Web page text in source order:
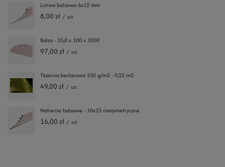
Listwa balsowa 6x12 mm
8,00 zł / szt.
Balsa - 35,0 x 100 x 1000
97,00 zł / szt.
Tkanina kevlarowa 250 g/m2 - 0,25 m2
49,00 zł / szt.
Natarcie balsowe - 10x15 niesymetryczne
16,00 zł / szt.